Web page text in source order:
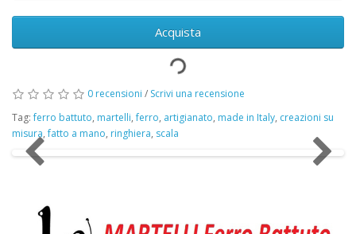
Acquista
0 recensioni / Scrivi una recensione
Tag:ferro battuto, martelli,ferro, artigianato, made in Italy, creazioni su
misura,fatto a mano, ringhiera, scala